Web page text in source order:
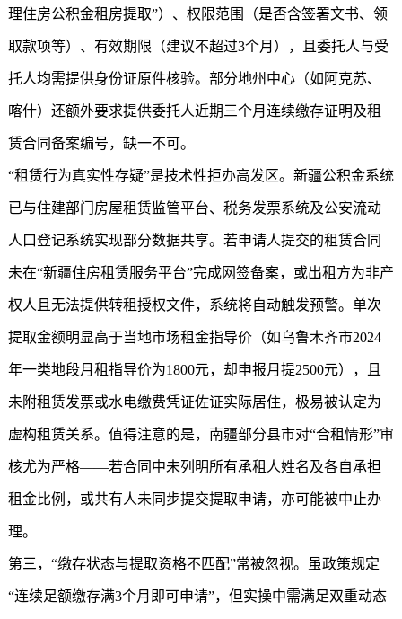
理住房公积金租房提取”）、权限范围（是否含签署文书、领
取款项等）、有效期限（建议不超过3个月），且委托人与受
托人均需提供身份证原件核验。部分地州中心（如阿克苏、
喀什）还额外要求提供委托人近期三个月连续缴存证明及租
赁合同备案编号，缺一不可。
“租赁行为真实性存疑”是技术性拒办高发区。 新疆公积金系统
已与住建部门房屋租赁监管平台、税务发票系统及公安流动
人口登记系统实现部分数据共享。若申请人提交的租赁合同
未在“新疆住房租赁服务平台”完成网签备案，或出租方为非产
权人且无法提供转租授权文件，系统将自动触发预警。单次
提取金额明显高于当地市场租金指导价（如乌鲁木齐市2024
年一类地段月租指导价为1800元，却申报月提2500元），且
未附租赁发票或水电缴费凭证佐证实际居住，极易被认定为
虚构租赁关系。值得注意的是，南疆部分县市对“合租情形”审
核尤为严格——若合同中未列明所有承租人姓名及各自承担
租金比例，或共有人未同步提交提取申请，亦可能被中止办
理。
第三，“缴存状态与提取资格不匹配”常被忽视。虽政策规定
“连续足额缴存满3个月即可申请”，但实操中需满足双重动态